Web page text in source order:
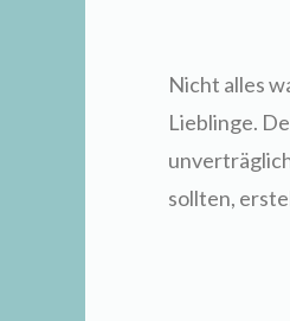
Nicht alles
Lieblinge.
sollten,